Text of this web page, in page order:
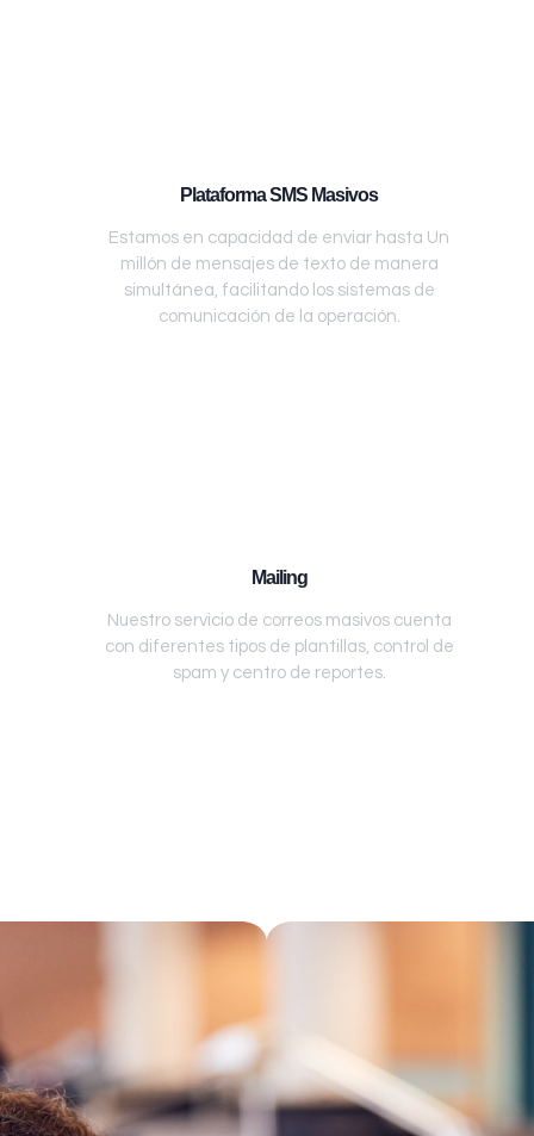
Plataforma SMS Masivos
Estamos en capacidad de enviar hasta Un
millón de mensajes de texto de manera
simultánea, facilitando los sistemas de
comunicación de la operación.
Mailing
Nuestro servicio de correos masivos cuenta
con diferentes tipos de plantillas, control de
spam y centro de reportes.